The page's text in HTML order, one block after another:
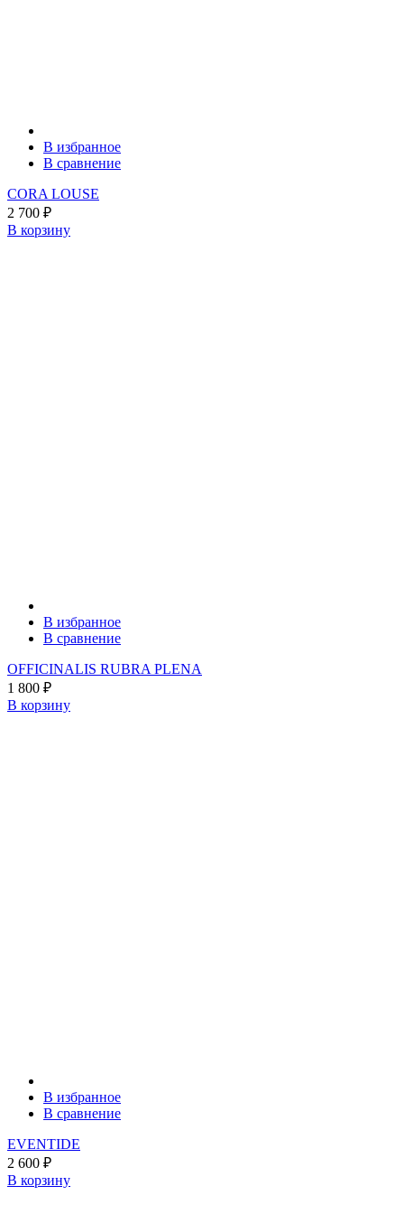
В избранное
В сравнение
CORA LOUSE
2 700 ₽
В корзину
В избранное
В сравнение
OFFICINALIS RUBRA PLENA
1 800 ₽
В корзину
В избранное
В сравнение
EVENTIDE
2 600 ₽
В корзину